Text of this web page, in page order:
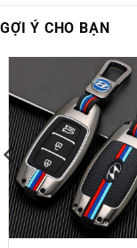
GỢI Ý CHO BẠN